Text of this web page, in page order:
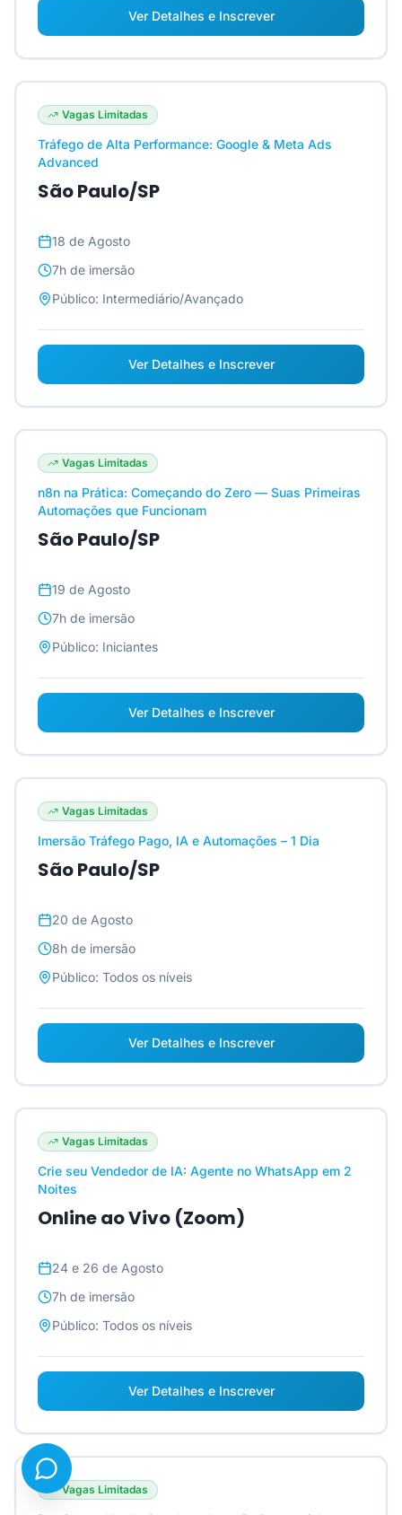
Ver Detalhes e Inscrever
Vagas Limitadas
Tráfego de Alta Performance: Google & Meta Ads
Advanced
São Paulo/SP
18 de Agosto
7h de imersão
Público: Intermediário/Avançado
Ver Detalhes e Inscrever
Vagas Limitadas
n8n na Prática: Começando do Zero — Suas Primeiras
Automações que Funcionam
São Paulo/SP
19 de Agosto
7h de imersão
Público: Iniciantes
Ver Detalhes e Inscrever
Vagas Limitadas
Imersão Tráfego Pago, IA e Automações – 1 Dia
São Paulo/SP
20 de Agosto
8h de imersão
Público: Todos os níveis
Ver Detalhes e Inscrever
Vagas Limitadas
Crie seu Vendedor de IA: Agente no WhatsApp em 2
Noites
Online ao Vivo (Zoom)
24 e 26 de Agosto
7h de imersão
Público: Todos os níveis
Ver Detalhes e Inscrever
Vagas Limitadas